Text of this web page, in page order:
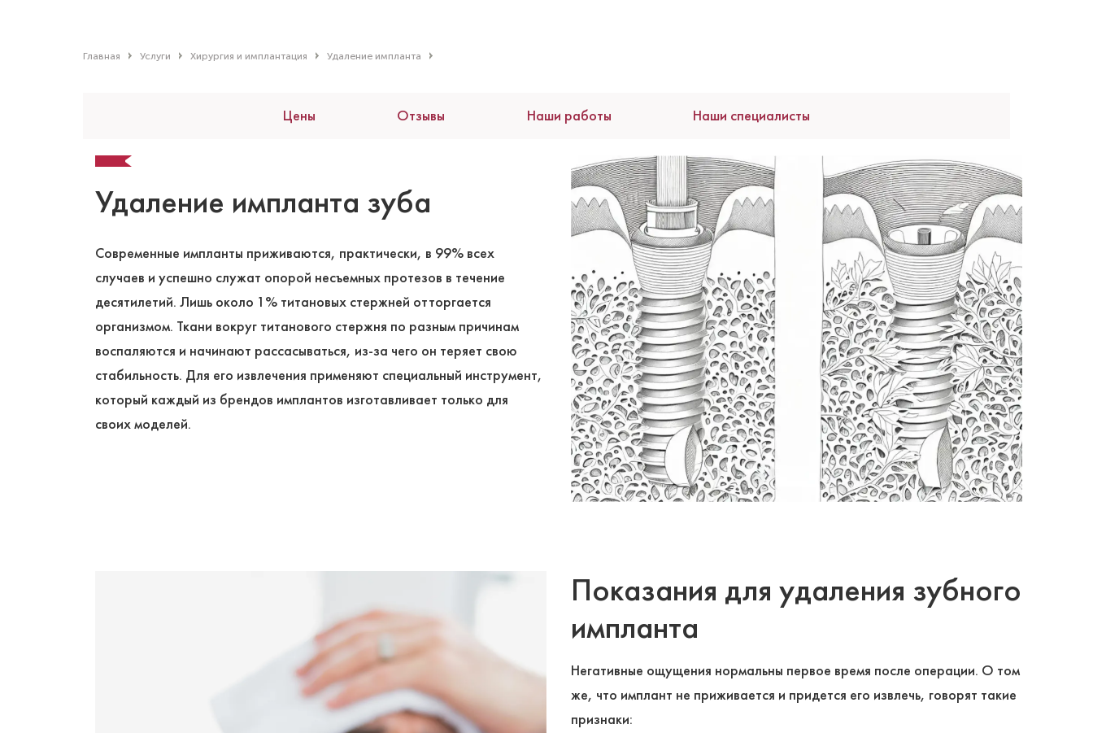
Главная Услуги Хирургия и имплантация Удаление импланта
Цены Отзывы Наши работы Наши специалисты
Удаление импланта зуба
Современные импланты приживаются, практически, в 99% всех
случаев и успешно служат опорой несъемных протезов в течение
десятилетий. Лишь около 1% титановых стержней отторгается
организмом. Ткани вокруг титанового стержня по разным причинам
воспаляются и начинают рассасываться, из-за чего он теряет свою
стабильность. Для его извлечения применяют специальный инструмент,
который каждый из брендов имплантов изготавливает только для
своих моделей.
Показания для удаления зубного
импланта
Негативные ощущения нормальны первое время после операции. О том
же, что имплант не приживается и придется его извлечь, говорят такие
признаки: